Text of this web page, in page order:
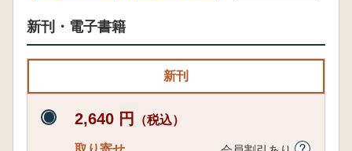
新刊・電子書籍
新刊
2,640 円 （税込）